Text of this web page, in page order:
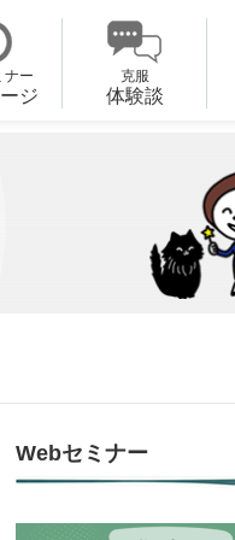
ナー
ジ
克服
体験談
Webセミナー